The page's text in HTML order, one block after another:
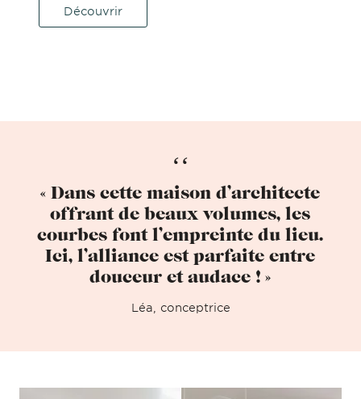
Découvrir
« Dans cette maison d’architecte
offrant de beaux volumes, les
courbes font l’empreinte du lieu.
Ici, l’alliance est parfaite entre
douceur et audace ! »
Léa, conceptrice